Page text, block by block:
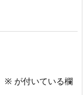
※ が付いている欄